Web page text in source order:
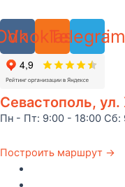
Vk Telegram
Севастополь,
Пн - Пт: 9:00 - 18:00 Сб:
Построить маршрут →